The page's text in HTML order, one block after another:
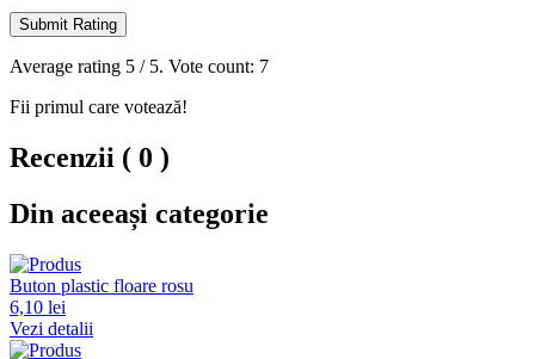
Submit Rating
Average rating 5 / 5. Vote count: 7
Fii primul care votează!
Recenzii ( 0 )
Din aceeași categorie
Buton plastic floare rosu
6,10 lei
Vezi detalii